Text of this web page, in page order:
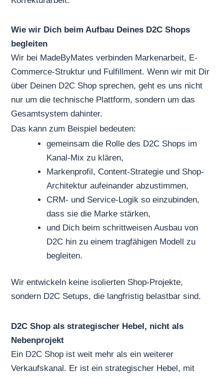
Wie wir Dich beim Aufbau Deines D2C Shops
begleiten
Wir bei MadeByMates verbinden Markenarbeit, E-
Commerce-Struktur und Fulfillment. Wenn wir mit Dir
über Deinen D2C Shop sprechen, geht es uns nicht
nur um die technische Plattform, sondern um das
Gesamtsystem dahinter.
Das kann zum Beispiel bedeuten:
gemeinsam die Rolle des D2C Shops im
Kanal-Mix zu klären,
Markenprofil, Content-Strategie und Shop-
Architektur aufeinander abzustimmen,
CRM- und Service-Logik so einzubinden,
dass sie die Marke stärken,
und Dich beim schrittweisen Ausbau von
D2C hin zu einem tragfähigen Modell zu
begleiten.
Wir entwickeln keine isolierten Shop-Projekte,
sondern D2C Setups, die langfristig belastbar sind.
D2C Shop als strategischer Hebel, nicht als
Nebenprojekt
Ein D2C Shop ist weit mehr als ein weiterer
Verkaufskanal. Er ist ein strategischer Hebel, mit